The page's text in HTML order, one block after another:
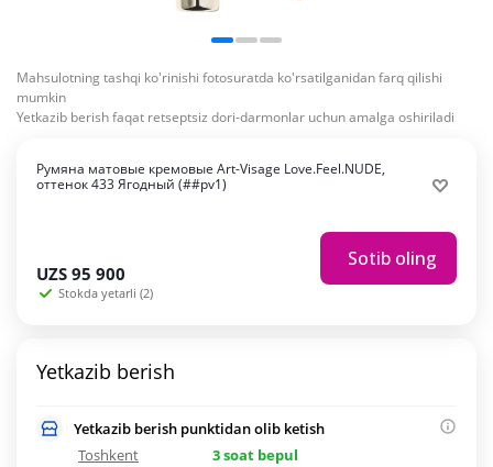
Mahsulotning tashqi ko'rinishi fotosuratda ko'rsatilganidan farq qilishi
mumkin
Yetkazib berish faqat retseptsiz dori-darmonlar uchun amalga oshiriladi
Румяна матовые кремовые Art-Visage Love.Feel.NUDE,
оттенок 433 Ягодный (##pv1)
UZS 95 900
Stokda yetarli (2)
Sotib oling
Yetkazib berish
Yetkazib berish punktidan olib ketish
Toshkent
3 soat bepul